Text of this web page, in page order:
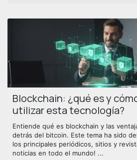
Blockchain: ¿qué es y
utilizar esta tecnología?
Entiende qué es blockchain y las
detrás del bitcoin. Este tema ha sido
los principales periódicos, sitios y
noticias en todo el mundo! ...